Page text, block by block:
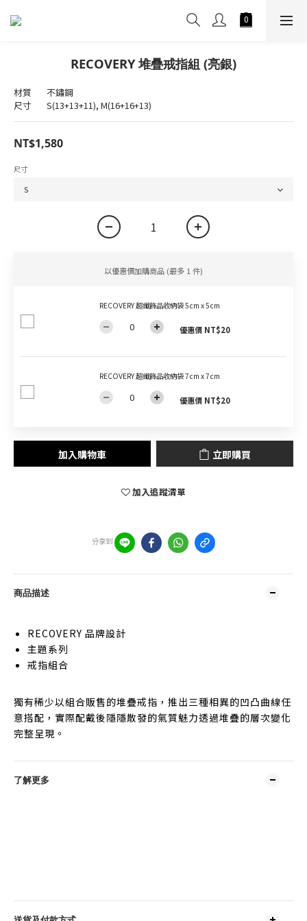
RECOVERY 堆疊戒指組 (亮銀)
材質	不鏽鋼
尺寸	S(13+13+11), M(16+16+13)
NT$1,580
尺寸
以優惠價加購商品 (最多 1 件)
RECOVERY 超纖飾品收納袋 5cm x 5cm
優惠價 NT$20
RECOVERY 超纖飾品收納袋 7cm x 7cm
優惠價 NT$20
加入購物車 立即購買
加入追蹤清單
分享到
商品描述
RECOVERY 品牌設計
主題系列
戒指組合
獨有稀少以組合販售的堆疊戒指，推出三種相異的凹凸曲線任
意搭配，實際配戴後隱隱散發的氣質魅力透過堆疊的層次變化
完整呈現。
了解更多